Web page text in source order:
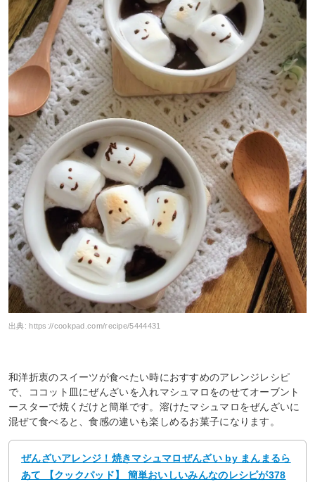
出典: https://cookpad.com/recipe/5444431
和洋折衷のスイーツが食べたい時におすすめのアレンジレシピ
で、ココット皿にぜんざいを入れマシュマロをのせてオーブント
ースターで焼くだけと簡単です。溶けたマシュマロをぜんざいに
混ぜて食べると、食感の違いも楽しめるお菓子になります。
ぜんざいアレンジ！焼きマシュマロぜんざい by まんまるら
あて 【クックパッド】 簡単おいしいみんなのレシピが378